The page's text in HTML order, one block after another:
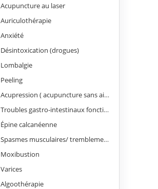
Acupuncture au laser
Auriculothérapie
Anxiété
Désintoxication (drogues)
Lombalgie
Peeling
Acupression ( acupuncture sans aiguilles)
Troubles gastro-intestinaux fonctionnels (nausées et vomissements, spasmes œsophagiens, hyperacidité, côlon irritable)
Épine calcanéenne
Spasmes musculaires/ tremblements/ les tics/ les contractures
Moxibustion
Varices
Algoothérapie